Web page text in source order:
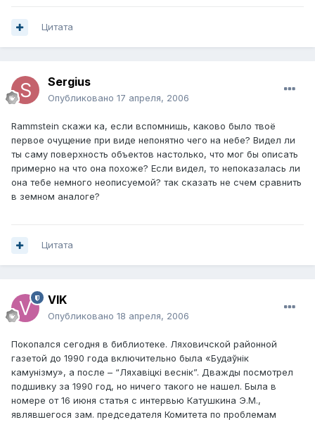
Цитата
Sergius
Опубликовано 17 апреля, 2006
Rammstein скажи ка, если вспомнишь, каково было твоё
первое очущение при виде непонятно чего на небе? Видел ли
ты саму поверхность объектов настолько, что мог бы описать
примерно на что она похоже? Если видел, то непоказалась ли
она тебе немного неописуемой? так сказать не счем сравнить
в земном аналоге?
Цитата
VIK
Опубликовано 18 апреля, 2006
Покопался сегодня в библиотеке. Ляховичской районной
газетой до 1990 года включительно была «Будаўнік
камунізму», а после – “Ляхавіцкі веснік”. Дважды посмотрел
подшивку за 1990 год, но ничего такого не нашел. Была в
номере от 16 июня статья с интервью Катушкина Э.М.,
являвшегося зам. председателя Комитета по проблемам